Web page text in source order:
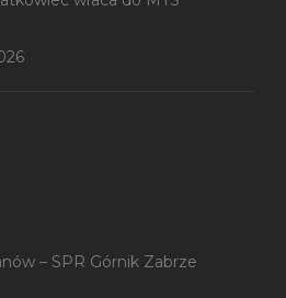
– SPR Górnik Zabrze